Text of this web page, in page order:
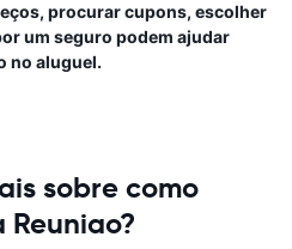
procurar cupons, escolher
um seguro podem ajudar
no aluguel.
sobre como